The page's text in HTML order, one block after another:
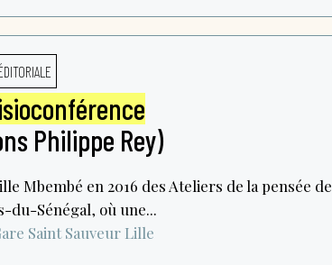
Philippe Rey)
Mbembé en 2016 des Ateliers de la pensée de
du-Sénégal, où une...
Saint Sauveur Lille